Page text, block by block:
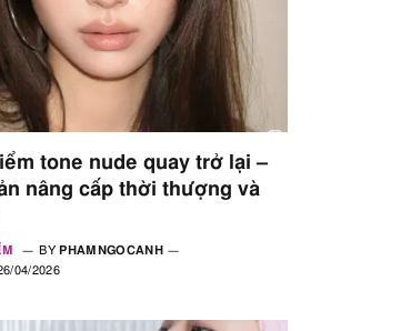
tone nude quay trở lại –
nâng cấp thời thượng và
BY PHAMNGOCANH
04/2026